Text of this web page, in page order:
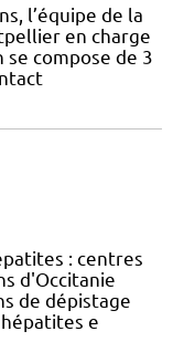
l’équipe de la
en charge
compose de 3
: centres
d'Occitanie
de dépistage
e